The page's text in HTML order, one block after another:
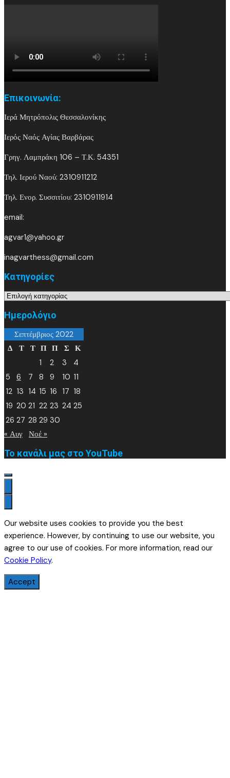
Επικοινωνία:
Ιερά Μητρόπολις Θεσσαλονίκης
Ιερός Ναός Αγίας Βαρβάρας
Γρηγ. Λαμπράκη 106 – Τ.Κ. 54351
Τηλ. Ιερού Ναού: 2310911212
Τηλ. Ενορ. Συσσιτίου: 2310911914
email:
agvar1@yahoo.gr
inagvarthess@gmail.com
Kατηγορίες
Kατηγορίες
Ημερολόγιο
Σεπτέμβριος 2022
Δ
Τ Τ Π Π Σ Κ
1
2 3
4
5
6 7 8 9 10 11
12 13 14 15 16 17 18
19 20 21 22 23 24 25
26 27 28 29 30
« Αυγ Νοέ »
Το κανάλι μας στο YouTube
Our website uses cookies to provide you the best
experience. However, by continuing to use our website, you
agree to our use of cookies. For more information, read our
Cookie Policy.
Accept